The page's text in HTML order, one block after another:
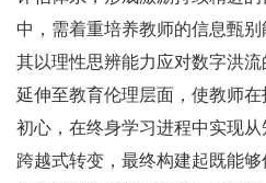
中，需着重培养教师的信息甄
其以理性思辨能力应对数字洪
延伸至教育伦理层面，使教师
初心，在终身学习进程中实现
跨越式转变，最终构建起既能